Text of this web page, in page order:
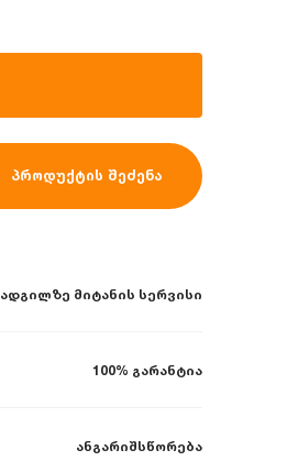
პროდუქტის შეძენა
ადგილზე მიტანის სერვისი
100% გარანტია
ანგარიშსწორება